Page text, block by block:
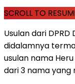
SCROLL TO
Usulan dari
didalamnya
usulan nama
dari 3 nama yang